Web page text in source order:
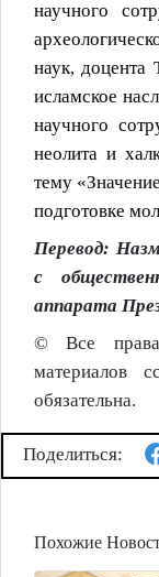
научного
наук, доцента
исламское
научного
неолита и
тему
подготовке
Перевод:
с
аппарата
© Все права
материалов
обязательна.
Поделиться:
Похожие